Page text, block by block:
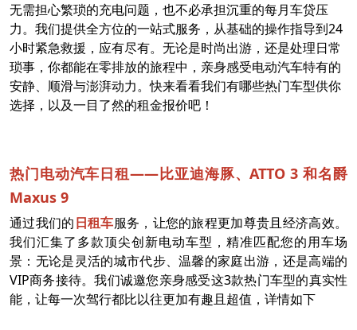
无需担心繁琐的充电问题，也不必承担沉重的每月车贷压
力。我们提供全方位的一站式服务，从基础的操作指导到24
小时紧急救援，应有尽有。无论是时尚出游，还是处理日常
琐事，你都能在零排放的旅程中，亲身感受电动汽车特有的
安静、顺滑与澎湃动力。快来看看我们有哪些热门车型供你
选择，以及一目了然的租金报价吧！
热门电动汽车日租——比亚迪海豚、ATTO 3 和名爵
Maxus 9
通过我们的日租车服务，让您的旅程更加尊贵且经济高效。
我们汇集了多款顶尖创新电动车型，精准匹配您的用车场
景：无论是灵活的城市代步、温馨的家庭出游，还是高端的
VIP商务接待。我们诚邀您亲身感受这3款热门车型的真实性
能，让每一次驾行都比以往更加有趣且超值，详情如下